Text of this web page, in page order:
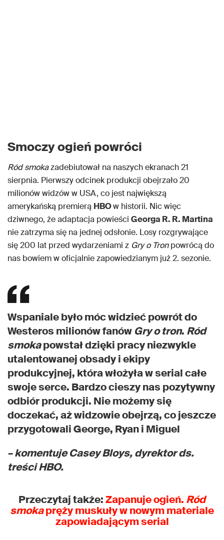
Smoczy ogień powróci
Ród smokazadebiutował na naszych ekranach 21
sierpnia. Pierwszy odcinek produkcji obejrzało 20
milionów widzów w USA, co jest największą
amerykańską premierą HBOw historii. Nic więc
dziwnego, że adaptacja powieści Georga R. R. Martina
nie zatrzyma się na jednej odsłonie. Losy rozgrywające
się 200 lat przed wydarzeniami z Gry o Tronpowrócą do
nas bowiem w oficjalnie zapowiedzianym już 2. sezonie.
Wspaniale było móc widzieć powrót do
Westeros milionów fanów Gry o tron. Ród
smokapowstał dzięki pracy niezwykle
utalentowanej obsady i ekipy
produkcyjnej, która włożyła w serial całe
swoje serce. Bardzo cieszy nas pozytywny
odbiór produkcji. Nie możemy się
doczekać, aż widzowie obejrzą, co jeszcze
przygotowali George, Ryan i Miguel
– komentuje Casey Bloys, dyrektor ds.
treści HBO.
Przeczytaj także:Zapanuje ogień. Ród
smokapręży muskuły w nowym materiale
zapowiadającym serial